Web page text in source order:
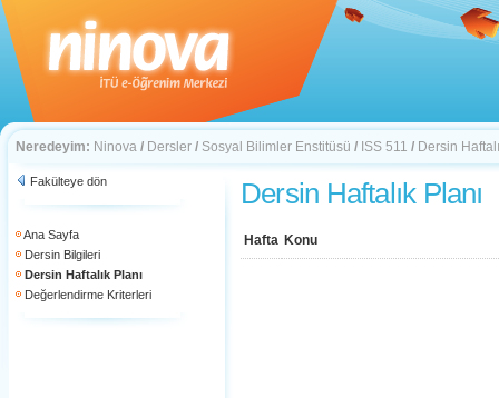
Neredeyim: Ninova / Dersler / Sosyal Bilimler Enstitüsü / ISS 511 / Dersin
Fakülteye dön
Ana Sayfa
Dersin Bilgileri
Dersin Haftalık Planı
Değerlendirme Kriterleri
Dersin Haftalık Planı
Hafta Konu